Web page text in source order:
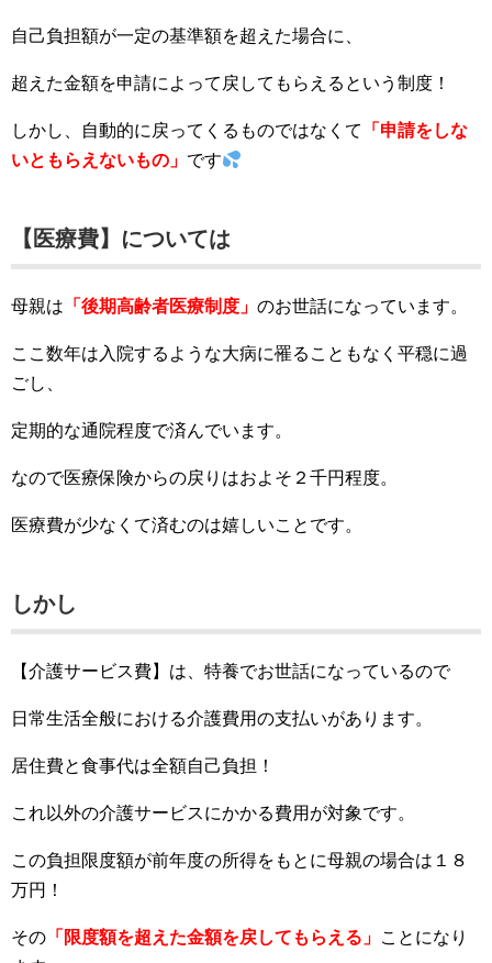
自己負担額が一定の基準額を超えた場合に、
超えた金額を申請によって戻してもらえるという制度！
しかし、自動的に戻ってくるものではなくて
「申請をしな
いともらえないもの」 です
【医療費】については
母親は 「後期高齢者医療制度」 のお世話になっています。
ここ数年は入院するような大病に罹ることもなく平穏に過
ごし、
定期的な通院程度で済んでいます。
なので医療保険からの戻りはおよそ２千円程度。
医療費が少なくて済むのは嬉しいことです。
しかし
【介護サービス費】は、特養でお世話になっているので
日常生活全般における介護費用の支払いがあります。
居住費と食事代は全額自己負担！
これ以外の介護サービスにかかる費用が対象です。
この負担限度額が前年度の所得をもとに母親の場合は１８
万円！
その 「限度額を超えた金額を戻してもらえる」 ことになり